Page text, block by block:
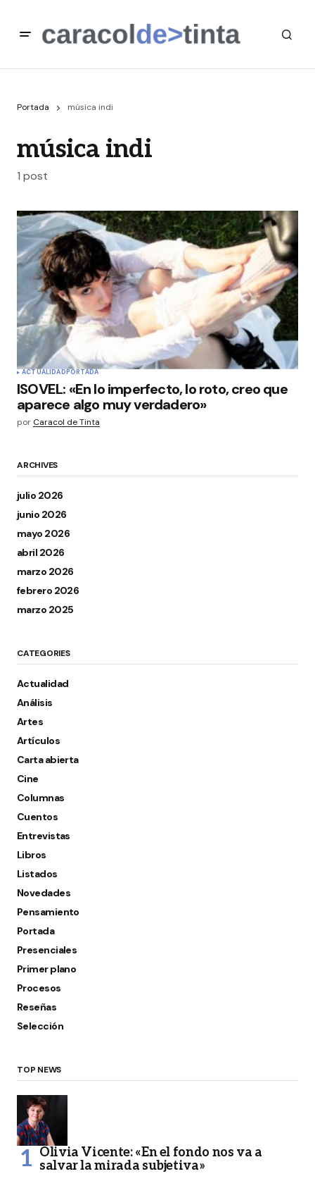
Portada música indi
música indi
1 post
ACTUALIDADPORTADA
ISOVEL: «En lo imperfecto, lo roto, creo que
aparece algo muy verdadero»
por Caracol de Tinta
ARCHIVES
julio 2026
junio 2026
mayo 2026
abril 2026
marzo 2026
febrero 2026
marzo 2025
CATEGORIES
Actualidad
Análisis
Artes
Artículos
Carta abierta
Cine
Columnas
Cuentos
Entrevistas
Libros
Listados
Novedades
Pensamiento
Portada
Presenciales
Primer plano
Procesos
Reseñas
Selección
TOP NEWS
Olivia Vicente: «En el fondo nos va a
salvar la mirada subjetiva»